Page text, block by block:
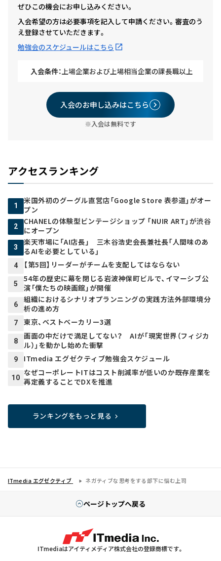
ぜひこの機会にお申し込みください。
入会希望の方は必要事項を記入して申請ください。審査のう
え登録させていただきます。
勉強会のスケジュールはこちら
入会条件： 上場企業および上場相当企業の課長職以上
入会のお申し込みはこちら
※入会は無料です
アクセスランキング
1
米国外初のグーグル直営店「Google Store 表参道」がオー
プン
2
CHANELの体験型ビンテージショップ 「NUIR ART」が渋谷
にオープン
3
楽天市場に「AI店長」 三木谷浩史会長兼社長「人間味のあ
るAIを必要としている」
4 【第5回】リーダーがチームを支配してはならない
5
54年の歴史に幕を閉じる岩波神保町ビルで、イマーシブ公
演「僕たちの映画館」が開催
6
組織におけるシナリオプランニングの実践方法――外部環境分
析の進め方
7 東京、ベストベーカリー3選
8
画面の中だけで満足してない？ AIが「現実世界（フィジカ
ル）」を動かし始めた衝撃
9 ITmedia エグゼクティブ勉強会スケジュール
10
なぜコーポレートITはコスト削減率が低いのか――既存産業を
再定義することでDXを推進
ランキングをもっと見る
ITmedia エグゼクティブ ネガティブな思考をする部下に悩む上司
ページトップへ戻る
ITmediaはアイティメディア株式会社の登録商標です。